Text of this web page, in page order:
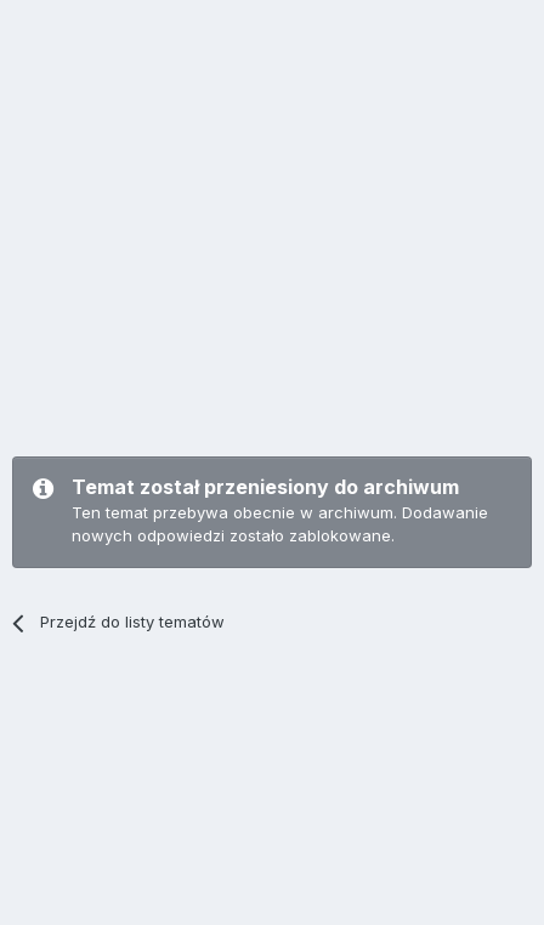
Temat został przeniesiony do archiwum
Ten temat przebywa obecnie w archiwum. Dodawanie
nowych odpowiedzi zostało zablokowane.
Przejdź do listy tematów